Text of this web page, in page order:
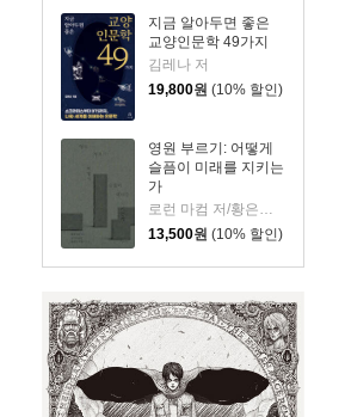
지금 알아두면 좋은
교양인문학 49가지
김레나 저
19,800원 (10% 할인)
영원 부르기: 어떻게
슬픔이 미래를 지키는
가
13,500원 (10% 할인)